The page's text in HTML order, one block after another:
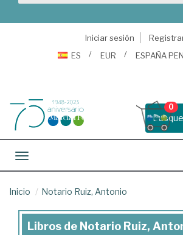
Iniciar sesión
ES
EUR ESPAÑA
0
Toggle navigation
Inicio Notario Ruiz, Antonio
Libros
Libros de Notario Ruiz,